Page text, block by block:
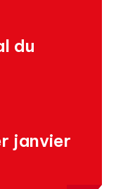
du
janvier